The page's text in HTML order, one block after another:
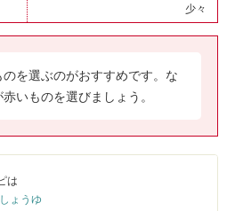
少々
を選ぶのがおすすめです。な
いものを選びましょう。
は
ょうゆ